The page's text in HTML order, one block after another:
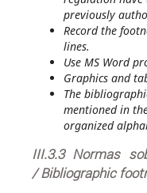
previously
Record the
lines.
Use MS Word
Graphics and
The
mentioned in
organized
III.3.3 Normas
/ Bibliographic